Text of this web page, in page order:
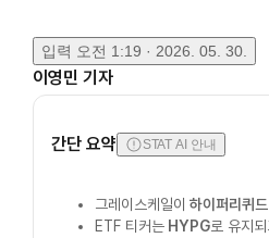
입력 오전 1:19 · 2026. 05. 30.
이영민 기자
간단 요약 STAT AI 안내
그레이스케일이하이퍼리퀴
ETF 티커는 HYPG로 유지